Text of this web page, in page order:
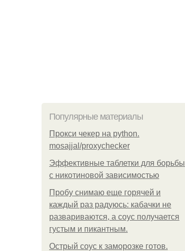
Популярные материалы
Прокси чекер на python.
mosajjal/proxychecker
Эффективные таблетки для борьбы
с никотиновой зависимостью
Пробу снимаю еще горячей и
каждый раз радуюсь: кабачки не
развариваются, а соус получается
густым и пикантным.
Острый соус к заморозке готов.